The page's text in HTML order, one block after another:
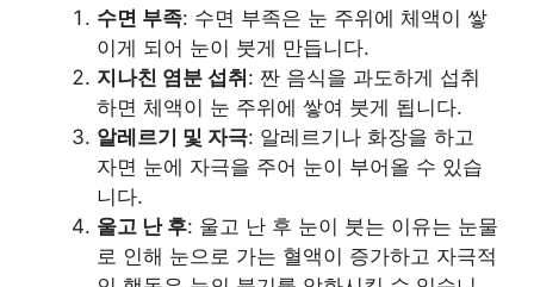
수면 부족: 수면 부족은 눈 주위에 체액이 쌓
이게 되어 눈이 붓게 만듭니다.
지나친 염분 섭취 : 짠 음식을 과도하게 섭취
하면 체액이 눈 주위에 쌓여 붓게 됩니다.
알레르기 및 자극: 알레르기나 화장을 하고
자면 눈에 자극을 주어 눈이 부어올 수 있습
니다.
울고 난 후: 울고 난 후 눈이 붓는 이유는 눈물
로 인해 눈으로 가는 혈액이 증가하고 자극적